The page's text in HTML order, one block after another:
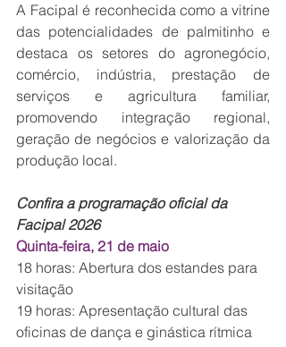
A Facipal é reconhecida como a vitrine
das potencialidades de palmitinho e
destaca os setores do agronegócio,
comércio, indústria, prestação de
serviços e agricultura familiar,
promovendo integração regional,
geração de negócios e valorização da
produção local.
Confira a programação oficial da
Facipal 2026
Quinta-feira, 21 de maio
18 horas: Abertura dos estandes para
visitação
19 horas: Apresentação cultural das
oficinas de dança e ginástica rítmica